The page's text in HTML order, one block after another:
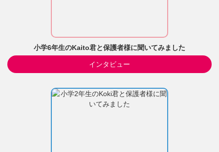
小学6年生のKaito君と保護者様に聞いてみました
インタビュー